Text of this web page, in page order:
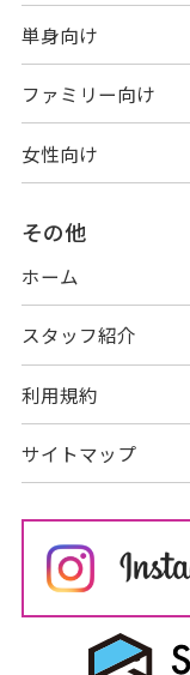
単身向け
ファミリー向け
女性向け
その他
ホーム
スタッフ紹介
利用規約
サイトマップ